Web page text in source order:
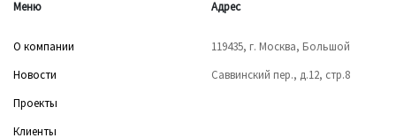
Меню
О компании
Новости
Проекты
Клиенты
Адрес
119435, г. Москва, Большой
Саввинский пер., д.12, стр.8